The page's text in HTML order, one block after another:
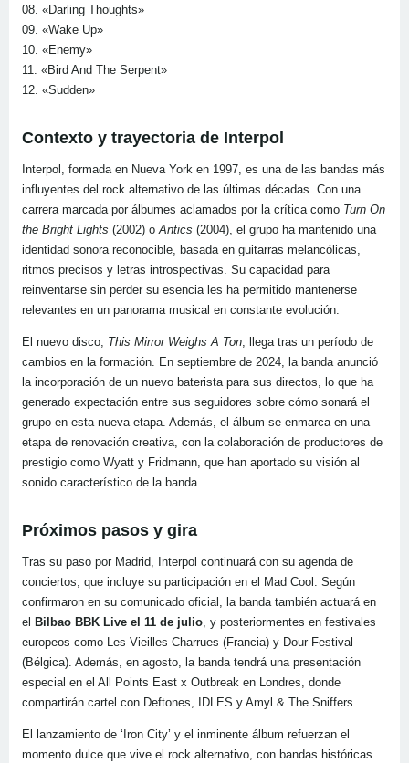
08. «Darling Thoughts»
09. «Wake Up»
10. «Enemy»
11. «Bird And The Serpent»
12. «Sudden»
Contexto y trayectoria de Interpol
Interpol, formada en Nueva York en 1997, es una de las bandas más
influyentes del rock alternativo de las últimas décadas. Con una
carrera marcada por álbumes aclamados por la crítica como Turn On
the Bright Lights (2002) oAntics (2004), el grupo ha mantenido una
identidad sonora reconocible, basada en guitarras melancólicas,
ritmos precisos y letras introspectivas. Su capacidad para
reinventarse sin perder su esencia les ha permitido mantenerse
relevantes en un panorama musical en constante evolución.
El nuevo disco, This Mirror Weighs A Ton, llega tras un período de
cambios en la formación. En septiembre de 2024, la banda anunció
la incorporación de un nuevo baterista para sus directos, lo que ha
generado expectación entre sus seguidores sobre cómo sonará el
grupo en esta nueva etapa. Además, el álbum se enmarca en una
etapa de renovación creativa, con la colaboración de productores de
prestigio como Wyatt y Fridmann, que han aportado su visión al
sonido característico de la banda.
Próximos pasos y gira
Tras su paso por Madrid, Interpol continuará con su agenda de
conciertos, que incluye su participación en el Mad Cool. Según
confirmaron en su comunicado oficial, la banda también actuará en
el Bilbao BBK Live el 11 de julio, y posteriormentes en festivales
europeos como Les Vieilles Charrues (Francia) y Dour Festival
(Bélgica). Además, en agosto, la banda tendrá una presentación
especial en el All Points East x Outbreak en Londres, donde
compartirán cartel con Deftones, IDLES y Amyl & The Sniffers.
El lanzamiento de ‘Iron City’ y el inminente álbum refuerzan el
momento dulce que vive el rock alternativo, con bandas históricas